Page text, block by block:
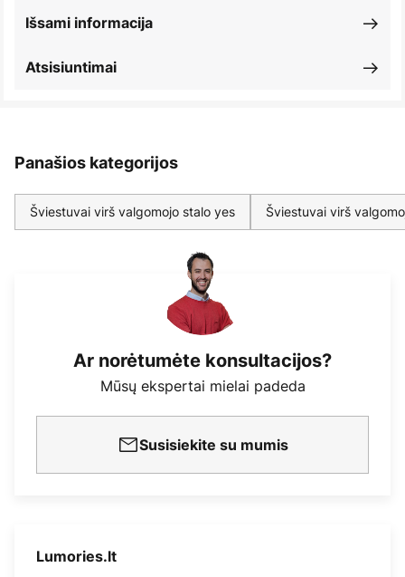
Išsami informacija
Atsisiuntimai
Panašios kategorijos
Šviestuvai virš valgomojo stalo yes Šviestuvai virš
Ar norėtumėte konsultacijos?
Mūsų ekspertai mielai padeda
Susisiekite su mumis
Lumories.lt